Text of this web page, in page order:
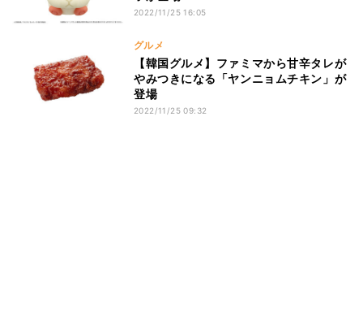
2022/11/25 16:05
グルメ
【韓国グルメ】ファミマから甘辛タレが
やみつきになる「ヤンニョムチキン」が
登場
2022/11/25 09:32